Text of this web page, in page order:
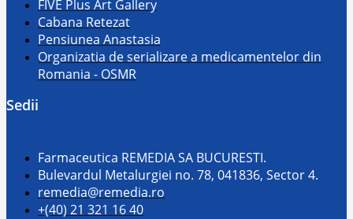
FIVE Plus Art Gallery
Cabana Retezat
Pensiunea Anastasia
Organizatia de serializare a medicamentelor din
Romania - OSMR
Sedii
Farmaceutica REMEDIA SA BUCURESTI.
Bulevardul Metalurgiei no. 78, 041836, Sector 4.
remedia@remedia.ro
+(40) 21 321 16 40